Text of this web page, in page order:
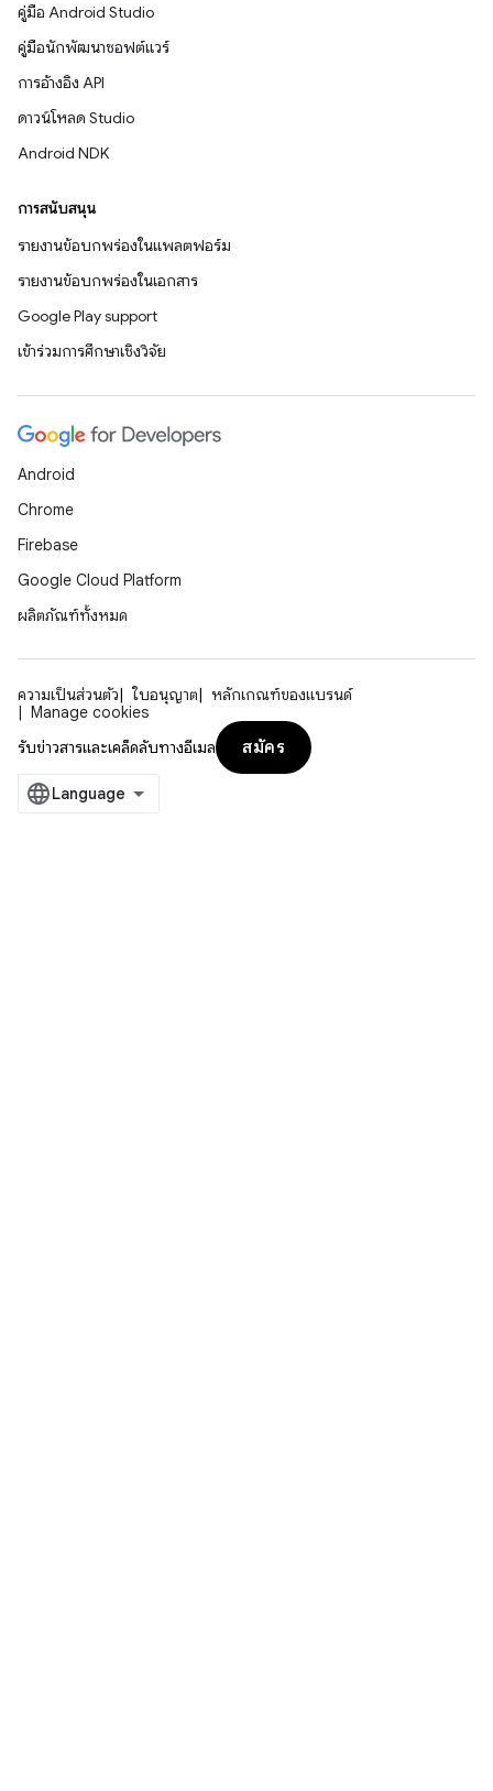
คู่มือ Android Studio
คู่มือนักพัฒนาซอฟต์แวร์
การอ้างอิง API
ดาวน์โหลด Studio
Android NDK
การสนับสนุน
รายงานข้อบกพร่องในแพลตฟอร์ม
รายงานข้อบกพร่องในเอกสาร
Google Play support
เข้าร่วมการศึกษาเชิงวิจัย
Android
Chrome
Firebase
Google Cloud Platform
ผลิตภัณฑ์ทั้งหมด
ความเป็นส่วนตัว ใบอนุญาต
หลักเกณฑ์ของแบรนด์
Manage cookies
รับข่าวสารและเคล็ดลับทางอีเมล
สมัคร